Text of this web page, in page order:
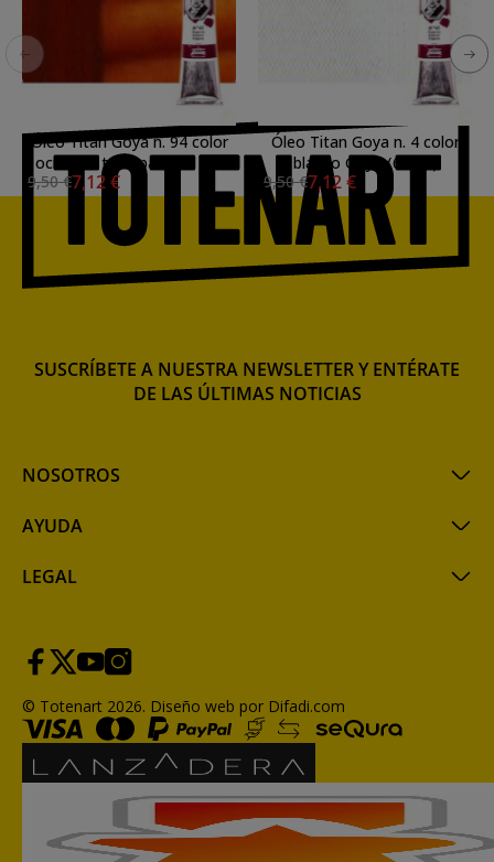
Óleo Titan Goya n. 94 color
ocre oro transparente (60
ml)
9,50 €7,12 €
Óleo Titan Goya n. 4 color
blanco Goya (60 ml)
9,50 €7,12 €
NOSOTROS
AYUDA
LEGAL
SUSCRÍBETE A NUESTRA NEWSLETTER Y ENTÉRATE
DE LAS ÚLTIMAS NOTICIAS
© Totenart 2026. Diseño web por Difadi.com